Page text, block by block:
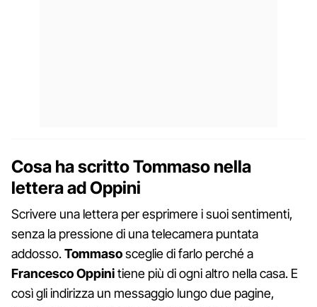
Cosa ha scritto Tommaso nella
lettera ad Oppini
Scrivere una lettera per esprimere i suoi sentimenti,
senza la pressione di una telecamera puntata
addosso.Tommasosceglie di farlo perché a
Francesco Oppinitiene più di ogni altro nella casa. E
così gli indirizza un messaggio lungo due pagine,